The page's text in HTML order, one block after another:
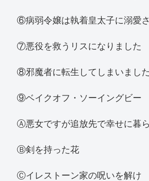
⑥病弱令嬢は執着皇太子に溺愛
⑦悪役を救うリスになりました
⑧邪魔者に転生してしまいました
⑨ベイクオフ・ソーイングビー
Ⓐ悪女ですが追放先で幸せに暮
Ⓑ剣を持った花
Ⓒイレストーン家の呪いを解け